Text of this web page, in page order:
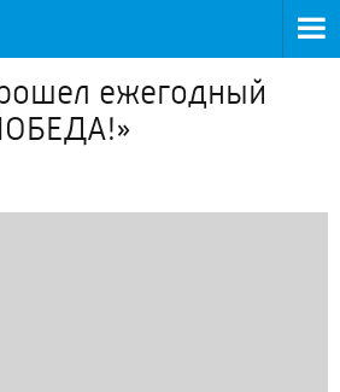
ежегодный